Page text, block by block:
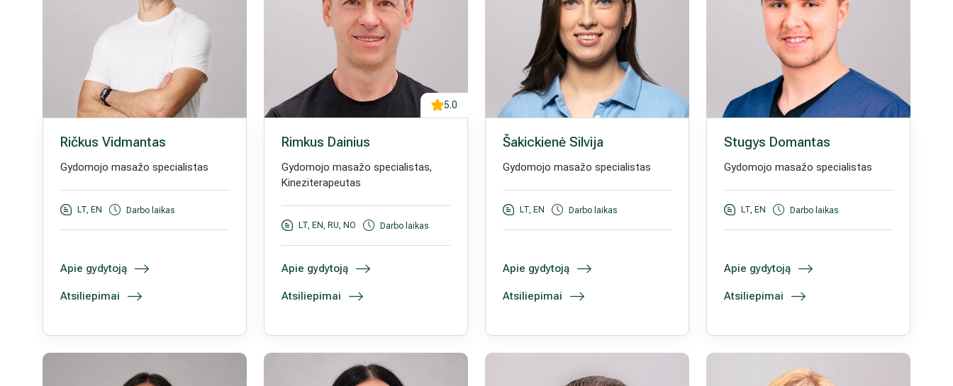
Ričkus Vidmantas
Gydomojo masažo specialistas
LT, EN Darbo laikas
Apie gydytoją
Atsiliepimai
5.0
Rimkus Dainius
Gydomojo masažo specialistas,
Kineziterapeutas
LT, EN, RU, NO Darbo laikas
Apie gydytoją
Atsiliepimai
Šakickienė Silvija
Gydomojo masažo specialistas
LT, EN Darbo laikas
Apie gydytoją
Atsiliepimai
Stugys Domantas
Gydomojo masažo specialistas
LT, EN Darbo laikas
Apie gydytoją
Atsiliepimai